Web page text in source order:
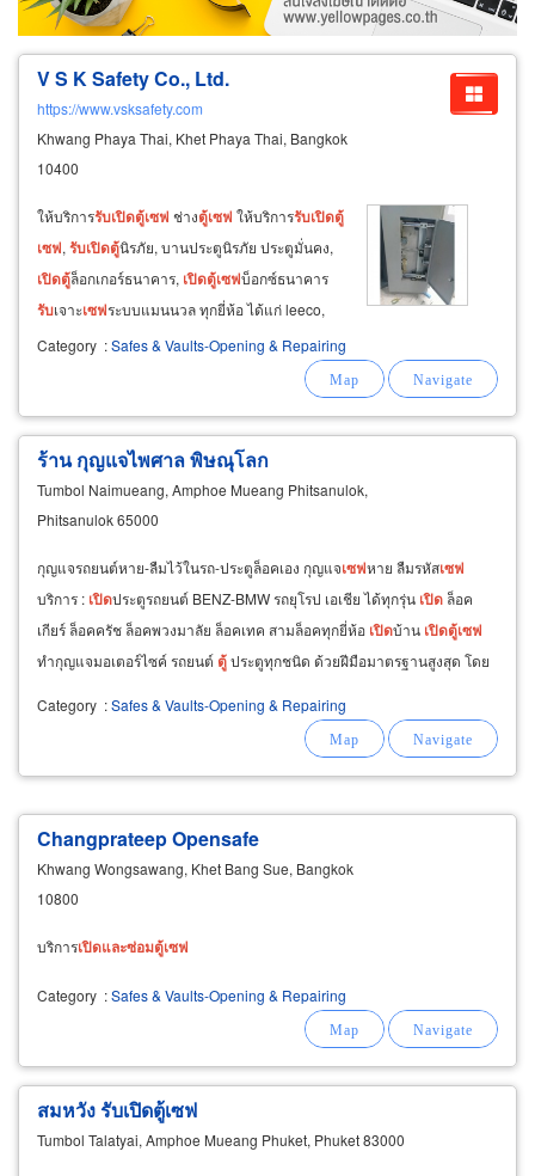
Exporter/Importer
Service Business
V S K Safety Co., Ltd.
https://www.vsksafety.com
Khwang Phaya Thai, Khet Phaya Thai, Bangkok
10400
ให้บริการรับเปิดตู้เซฟ ช่างตู้เซฟ ให้บริการรับเปิดตู้
เซฟ, รับเปิดตู้นิรภัย, บานประตูนิรภัย ประตูมั่นคง,
เปิดตู้ล็อกเกอร์ธนาคาร, เปิดตู้เซฟบ็อกซ์ธนาคาร
รับเจาะเซฟระบบแมนนวล ทุกยี่ห้อ ได้แก่ leeco,
chubb, kingdom, king-kong, king cobra,
kingsteel, konggo, taiyo, diamond, uchida, yale,
Category :Safes & Vaults-Opening & Repairing
ร้าน กุญแจไพศาล พิษณุโลก
Tumbol Naimueang, Amphoe Mueang Phitsanulok,
Phitsanulok 65000
กุญแจรถยนต์หาย-ลืมไว้ในรถ-ประตูล็อคเอง กุญแจเซฟหาย ลืมรหัสเซฟ
บริการ : เปิดประตูรถยนต์ BENZ-BMW รถยุโรป เอเชีย ได้ทุกรุ่น เปิด ล็อค
เกียร์ ล็อคครัช ล็อคพวงมาลัย ล็อคเทค สามล็อคทุกยี่ห้อ เปิดบ้าน เปิดตู้เซฟ
ทำกุญแจมอเตอร์ไซค์ รถยนต์ ตู้ประตูทุกชนิด ด้วยฝีมือมาตรฐานสูงสุด โดย
Category :Safes & Vaults-Opening & Repairing
Changprateep Opensafe
Khwang Wongsawang, Khet Bang Sue, Bangkok
10800
บริการเปิดและซ่อมตู้เซฟ
Category :Safes & Vaults-Opening & Repairing
สมหวัง รับเปิดตู้เซฟ
Tumbol Talatyai, Amphoe Mueang Phuket, Phuket 83000